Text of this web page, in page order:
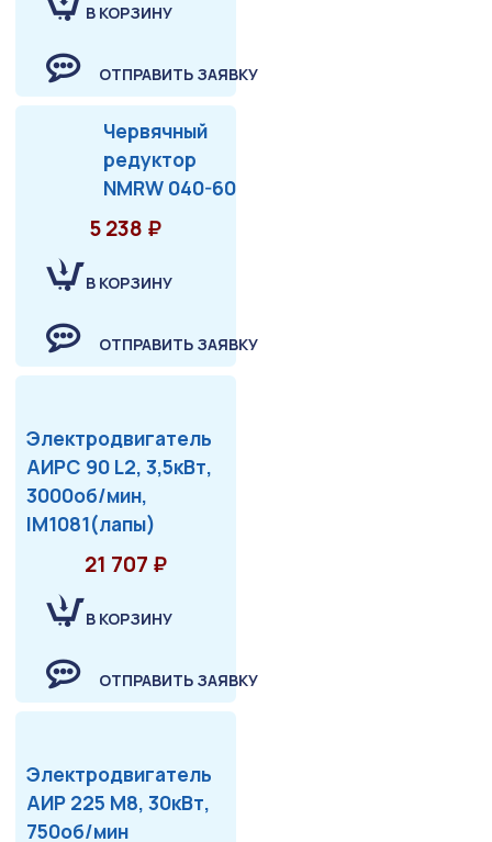
В КОРЗИНУ
ОТПРАВИТЬ ЗАЯВКУ
Червячный
редуктор
NMRW 040-60
5 238 ₽
В КОРЗИНУ
ОТПРАВИТЬ ЗАЯВКУ
Электродвигатель
АИРС 90 L2, 3,5кВт,
3000об/мин,
IM1081(лапы)
21 707 ₽
В КОРЗИНУ
ОТПРАВИТЬ ЗАЯВКУ
Электродвигатель
АИР 225 М8, 30кВт,
750об/мин